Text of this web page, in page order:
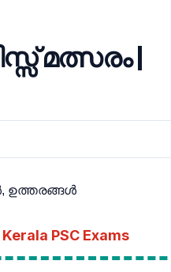
മത്സരം |
PSC Exams